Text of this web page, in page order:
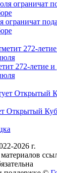
272-летие
Открытый
2026 г.